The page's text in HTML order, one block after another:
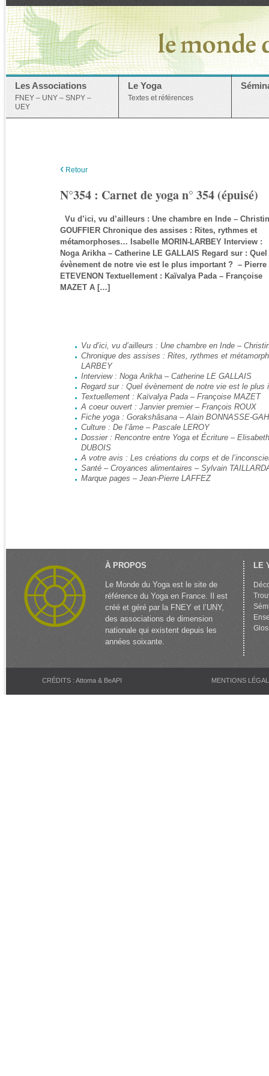
Les Associations
FNEY – UNY – SNPY –
UEY
Le Yoga
Textes et références
‹ Retour
N°354 : Carnet de yoga n° 354 (épuisé)
Vu d’ici, vu d’ailleurs : Une chambre en Inde –
GOUFFIER Chronique des assises : Rites, rythmes et
métamorphoses… Isabelle MORIN-LARBEY Interview :
Noga Arikha – Catherine LE GALLAIS Regard sur : Quel
évènement de notre vie est le plus important ? – Pierre
ETEVENON Textuellement : Kaïvalya Pada – Françoise
MAZET A […]
Vu d’ici, vu d’ailleurs : Une chambre en Inde –
Chronique des assises : Rites, rythmes et
LARBEY
Interview : Noga Arikha – Catherine LE GALLAIS
Regard sur : Quel évènement de notre vie est le
Textuellement : Kaïvalya Pada – Françoise MAZET
A coeur ouvert : Janvier premier – François ROUX
Fiche yoga : Gorakshâsana – Alain BONNASSE-
Culture : De l’âme – Pascale LEROY
Dossier : Rencontre entre Yoga et Écriture –
DUBOIS
A votre avis : Les créations du corps et de
Santé – Croyances alimentaires – Sylvain
Marque pages – Jean-Pierre LAFFEZ
À PROPOS
Le Monde du Yoga est le site de
référence du Yoga en France. Il est
créé et géré par la FNEY et l’UNY,
des associations de dimension
nationale qui existent depuis les
années soixante.
LE
CRÉDITS : Attoma & BeAPI MENTIONS